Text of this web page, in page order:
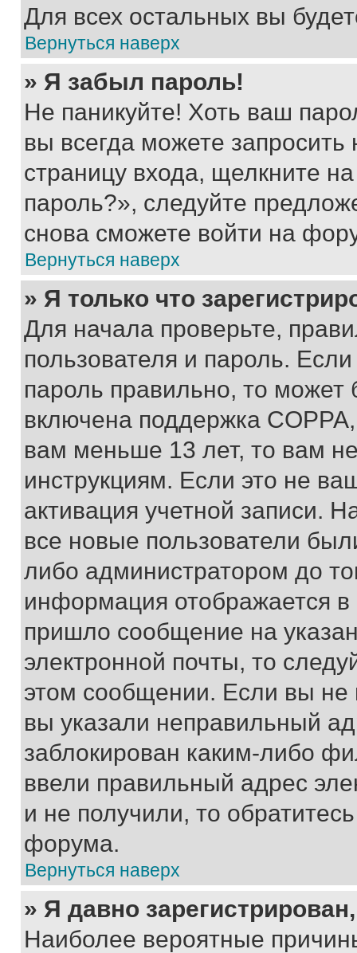
Для всех остальных вы
Вернуться наверх
» Я забыл пароль!
Не паникуйте! Хоть ваш
вы всегда можете
страницу входа, щелкните
пароль?», следуйте
снова сможете войти на
Вернуться наверх
» Я только что
Для начала проверьте,
пользователя и пароль.
пароль правильно, то может
включена поддержка
вам меньше 13 лет, то вам
инструкциям. Если это не
активация учетной записи.
все новые пользователи
либо администратором до
информация отображается
пришло сообщение на
электронной почты, то
этом сообщении. Если вы
вы указали неправильный
заблокирован каким-либо
ввели правильный адрес
и не получили, то
форума.
Вернуться наверх
» Я давно
Наиболее вероятные